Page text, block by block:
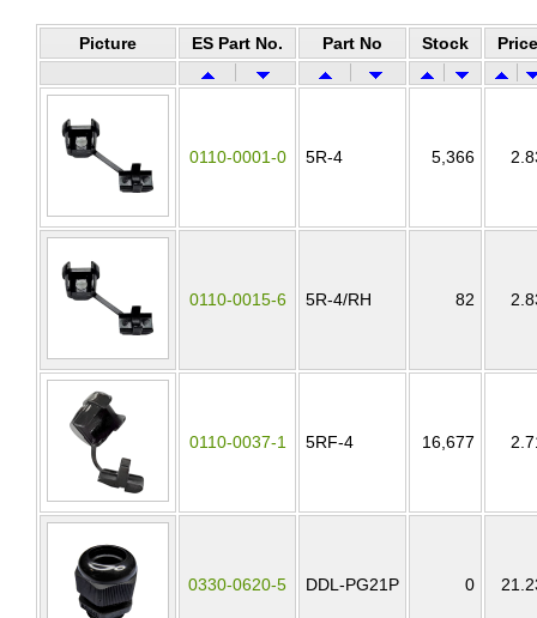
Picture ES Part No. Part No Stock Price
0110-0001-0 5R-4 5,366
0110-0015-6 5R-4/RH 82
0110-0037-1 5RF-4 16,677
0330-0620-5 DDL-PG21P 0